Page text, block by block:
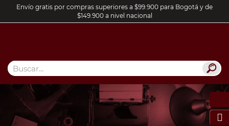
Envío gratis por compras superiores a $99.900 para Bogotá y de
$149.900 a nivel nacional
